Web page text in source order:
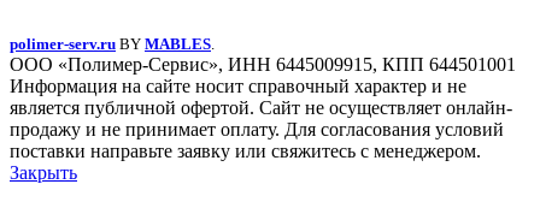
polimer-serv.ru BY MABLES.
ООО «Полимер-Сервис», ИНН 6445009915, КПП 644501001
Информация на сайте носит справочный характер и не
является публичной офертой. Сайт не осуществляет онлайн-
продажу и не принимает оплату. Для согласования условий
поставки направьте заявку или свяжитесь с менеджером.
Закрыть